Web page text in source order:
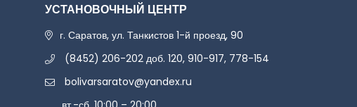
УСТАНОВОЧНЫЙ ЦЕНТР
г. Саратов, ул. Танкистов 1-й проезд, 90
(8452) 206-202 доб. 120, 910-917, 778-154
bolivarsaratov@yandex.ru